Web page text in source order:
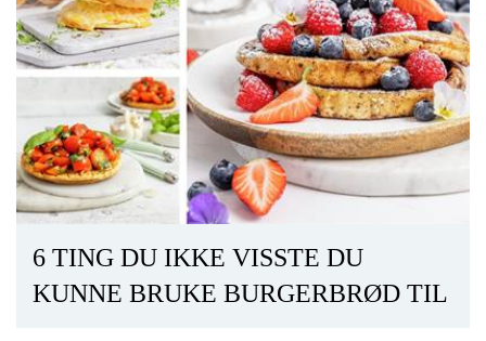
6 TING DU IKKE VISSTE DU
KUNNE BRUKE BURGERBRØD TIL